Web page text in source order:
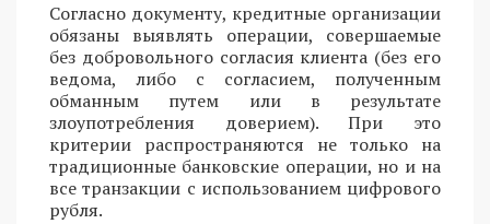
Согласно документу, кредитные организации
обязаны выявлять операции, совершаемые
без добровольного согласия клиента (без его
ведома, либо с согласием, полученным
обманным путем или в результате
злоупотребления доверием). При это
критерии распространяются не только на
традиционные банковские операции, но и на
все транзакции с использованием цифрового
рубля.